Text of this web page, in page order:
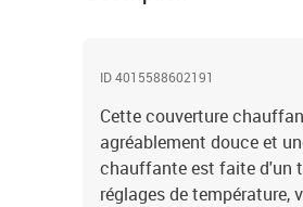
ID 4015588602191
Cette couverture
agréablement douce et
chauffante est faite d'un
réglages de température,